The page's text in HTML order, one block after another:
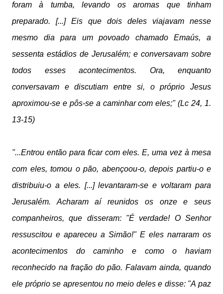
foram à tumba, levando os aromas que tinham
preparado. [...] Eis que dois deles viajavam nesse
mesmo dia para um povoado chamado Emaús, a
sessenta estádios de Jerusalém; e conversavam sobre
todos esses acontecimentos. Ora, enquanto
conversavam e discutiam entre si, o próprio Jesus
aproximou-se e pôs-se a caminhar com eles;" (Lc 24, 1.
13-15)
"...Entrou então para ficar com eles. E, uma vez à mesa
com eles, tomou o pão, abençoou-o, depois partiu-o e
distribuiu-o a eles. [...] levantaram-se e voltaram para
Jerusalém. Acharam aí reunidos os onze e seus
companheiros, que disseram: "É verdade! O Senhor
ressuscitou e apareceu a Simão!" E eles narraram os
acontecimentos do caminho e como o haviam
reconhecido na fração do pão. Falavam ainda, quando
ele próprio se apresentou no meio deles e disse: "A paz